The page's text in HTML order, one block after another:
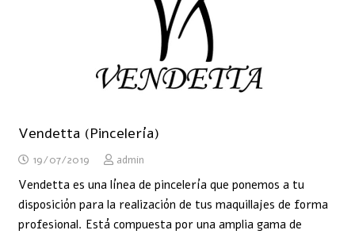
Vendetta (Pincelería)
19/07/2019 admin
Vendetta es una línea de pincelería que ponemos a tu
disposición para la realización de tus maquillajes de forma
profesional. Está compuesta por una amplia gama de